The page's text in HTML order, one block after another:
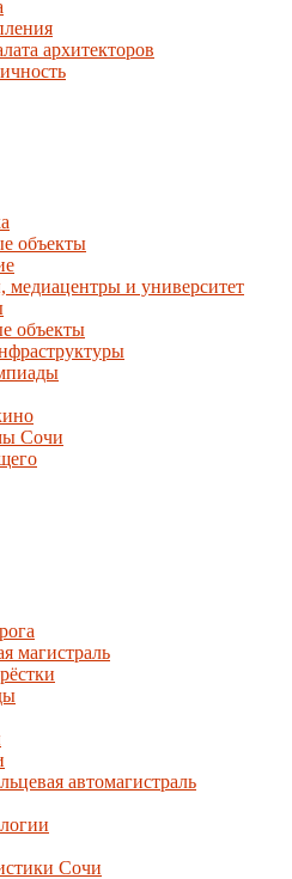
архитекторов
объекты
медиацентры и университет
объекты
Сочи
магистраль
автомагистраль
Сочи